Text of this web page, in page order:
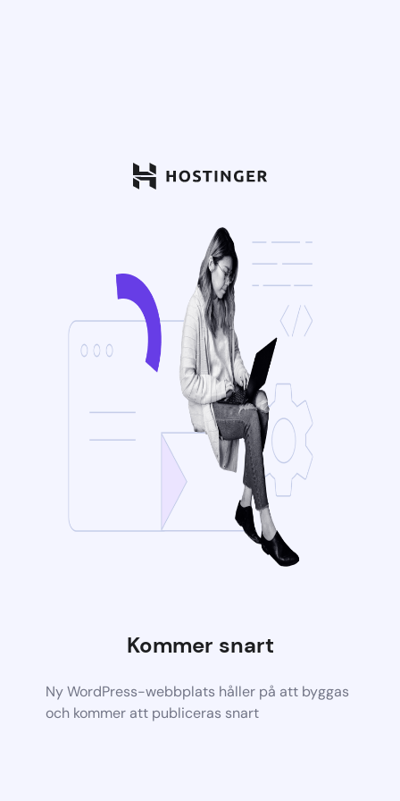
Kommer snart
Ny WordPress-webbplats håller på att byggas
och kommer att publiceras snart